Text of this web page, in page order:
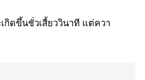
กิดขึ้นชั่วเสี้ยววินาที แต่ควา